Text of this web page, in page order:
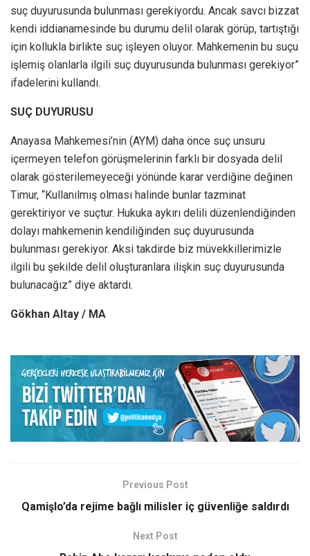
suç duyurusunda bulunması gerekiyordu. Ancak savcı bizzat
kendi iddianamesinde bu durumu delil olarak görüp, tartıştığı
için kollukla birlikte suç işleyen oluyor. Mahkemenin bu suçu
işlemiş olanlarla ilgili suç duyurusunda bulunması gerekiyor”
ifadelerini kullandı.
SUÇ DUYURUSU
Anayasa Mahkemesi’nin (AYM) daha önce suç unsuru
içermeyen telefon görüşmelerinin farklı bir dosyada delil
olarak gösterilemeyeceği yönünde karar verdiğine değinen
Timur, “Kullanılmış olması halinde bunlar tazminat
gerektiriyor ve suçtur. Hukuka aykırı delili düzenlendiğinden
dolayı mahkemenin kendiliğinden suç duyurusunda
bulunması gerekiyor. Aksi takdirde biz müvekkillerimizle
ilgili bu şekilde delil oluşturanlara ilişkin suç duyurusunda
bulunacağız” diye aktardı.
Gökhan Altay / MA
Previous Post
Qamişlo’da rejime bağlı milisler iç güvenliğe saldırdı
Next Post